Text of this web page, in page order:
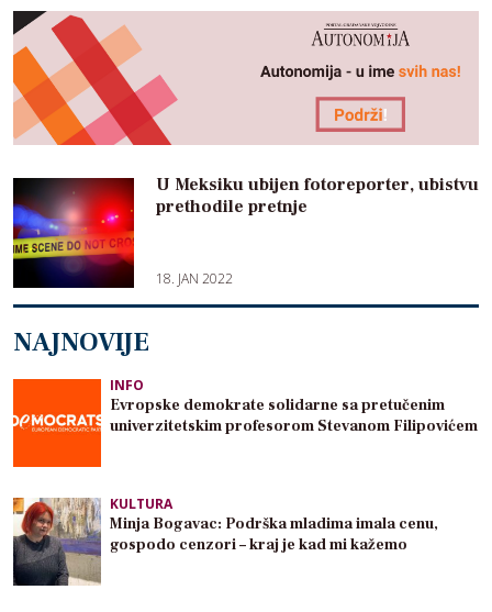
U Meksiku ubijen fotoreporter, ubistvu
prethodile pretnje
18. JAN 2022
NAJNOVIJE
INFO
Evropske demokrate solidarne sa pretučenim
univerzitetskim profesorom Stevanom Filipovićem
KULTURA
Minja Bogavac: Podrška mladima imala cenu,
gospodo cenzori – kraj je kad mi kažemo